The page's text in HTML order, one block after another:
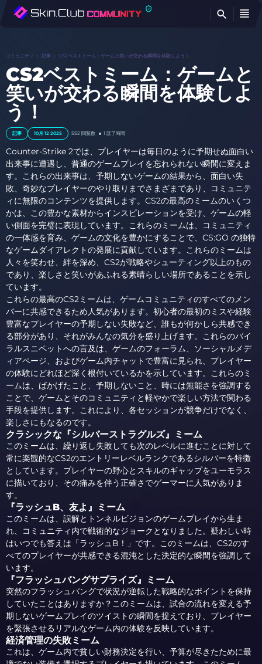
コミュニティ 記事 CS2ベストミーム：ゲームと笑いが交わる瞬間を体験しよう！
CS2ベストミーム：ゲームと
笑いが交わる瞬間を体験しよ
う！
記事 10月 12 2025 552 閲覧数 1 読了時間
Counter-Strike 2では、プレイヤーは毎日のように予期せぬ面白い
出来事に遭遇し、普通のゲームプレイを忘れられない瞬間に変えま
す。これらの出来事は、予期しないゲームの結果から、面白い失
敗、奇妙なプレイヤーのやり取りまでさまざまであり、コミュニテ
ィに無限のコンテンツを提供します。CS2の最高のミームのいくつ
かは、この豊かな素材からインスピレーションを受け、ゲームの軽
い側面を完璧に表現しています。これらのミームは、コミュニティ
の一体感を育み、ゲームの文化を豊かにすることで、CS:GO の独特
なゲームダイアレクトの発展に貢献しています。これらのミームは
人々を笑わせ、絆を深め、CS2が戦略やシューティング以上のもの
であり、楽しさと笑いがあふれる素晴らしい場所であることを示し
ています。
これらの最高のCS2ミームは、ゲームコミュニティのすべてのメン
バーに共感できるため人気があります。初心者の最初のミスや経験
豊富なプレイヤーの予期しない失敗など、誰もが何かしら共感でき
る部分があり、それがみんなの気分を盛り上げます。これらのバイ
ラルスニペットへの言及は、ゲームのフォーラム、ソーシャルメデ
ィアページ、およびゲーム内チャットで豊富に見られ、プレイヤー
の体験にどれほど深く根付いているかを示しています。これらのミ
ームは、ばかげたこと、予期しないこと、時には無能さを強調する
ことで、ゲームとそのコミュニティと軽やかで楽しい方法で関わる
手段を提供します。これにより、各セッションが競争だけでなく、
楽しさにもなるのです。
クラシックな『シルバーストラグルズ』ミーム
このミームは、繰り返し失敗しても次のレベルに進むことに対して
常に楽観的なCS2のエントリーレベルランクであるシルバーを特徴
としています。プレイヤーの野心とスキルのギャップをユーモラス
に描いており、その痛みを伴う正確さでゲーマーに人気がありま
す。
『ラッシュB、友よ』ミーム
このミームは、誤解とトンネルビジョンのゲームプレイから生ま
れ、コミュニティ内で戦術的なジョークとなりました。疑わしい時
はいつでも答えは「ラッシュB！」です。このミームは、CS2のす
べてのプレイヤーが共感できる混沌とした決定的な瞬間を強調して
います。
『フラッシュバングサプライズ』ミーム
突然のフラッシュバングで状況が逆転した戦略的なポイントを保持
していたことはありますか？このミームは、試合の流れを変える予
期しないゲームプレイのツイストの瞬間を捉えており、プレイヤー
を緊張させるリアルなゲーム内の体験を反映しています。
経済管理の失敗ミーム
これは、ゲーム内で貧しい財務決定を行い、予算が尽きたために最